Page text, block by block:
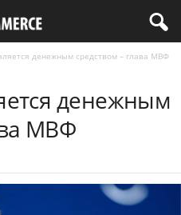
денежным средством – глава МВФ
денежным
МВФ